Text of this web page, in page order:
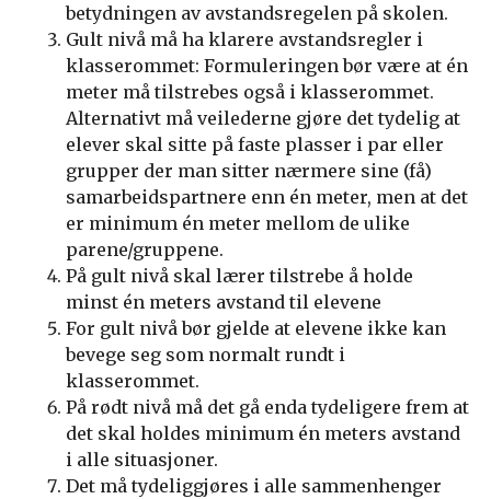
betydningen av avstandsregelen på skolen.
Gult nivå må ha klarere avstandsregler i
klasserommet: Formuleringen bør være at én
meter må tilstrebes også i klasserommet.
Alternativt må veilederne gjøre det tydelig at
elever skal sitte på faste plasser i par eller
grupper der man sitter nærmere sine (få)
samarbeidspartnere enn én meter, men at det
er minimum én meter mellom de ulike
parene/gruppene.
På gult nivå skal lærer tilstrebe å holde
minst én meters avstand til elevene
For gult nivå bør gjelde at elevene ikke kan
bevege seg som normalt rundt i
klasserommet.
På rødt nivå må det gå enda tydeligere frem at
det skal holdes minimum én meters avstand
i alle situasjoner.
Det må tydeliggjøres i alle sammenhenger